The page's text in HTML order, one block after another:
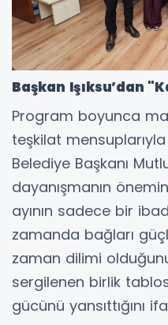
Başkan Işıksu’dan
Program boyunca
teşkilat
Belediye Başkanı
dayanışmanın
ayının sadece bir
zamanda bağları
zaman dilimi
sergilenen birlik
gücünü yansıttığını